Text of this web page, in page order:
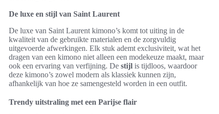
De luxe en stijl van Saint Laurent
De luxe van Saint Laurent kimono’s komt tot uiting in de
kwaliteit van de gebruikte materialen en de zorgvuldig
uitgevoerde afwerkingen. Elk stuk ademt exclusiviteit, wat het
dragen van een kimono niet alleen een modekeuze maakt, maar
ook een ervaring van verfijning. De stijl is tijdloos, waardoor
deze kimono’s zowel modern als klassiek kunnen zijn,
afhankelijk van hoe ze samengesteld worden in een outfit.
Trendy uitstraling met een Parijse flair